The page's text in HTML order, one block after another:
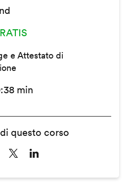
e Attestato di
min
questo corso